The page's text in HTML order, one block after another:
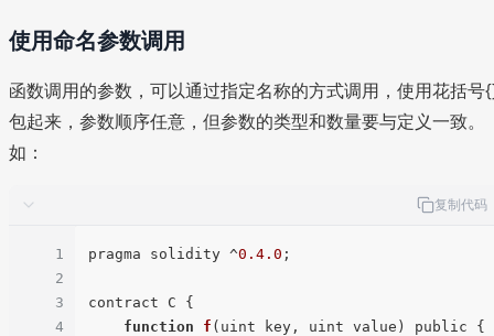
使用命名参数调用
函数调用的参数，可以通过指定名称的方式调用，使用花括号
包起来，参数顺序任意，但参数的类型和数量要与定义一致。
如：
复制代码
1
2
3
4
pragma solidity ^0.4 .0 ;
contract C {
function
f ( uint key, uint value ) public {